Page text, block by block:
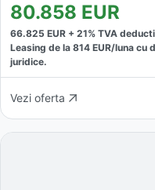
80.858 EUR
66.825 EUR + 21% TVA
Leasing de la 814 EUR/luna cu
juridice.
Vezi oferta